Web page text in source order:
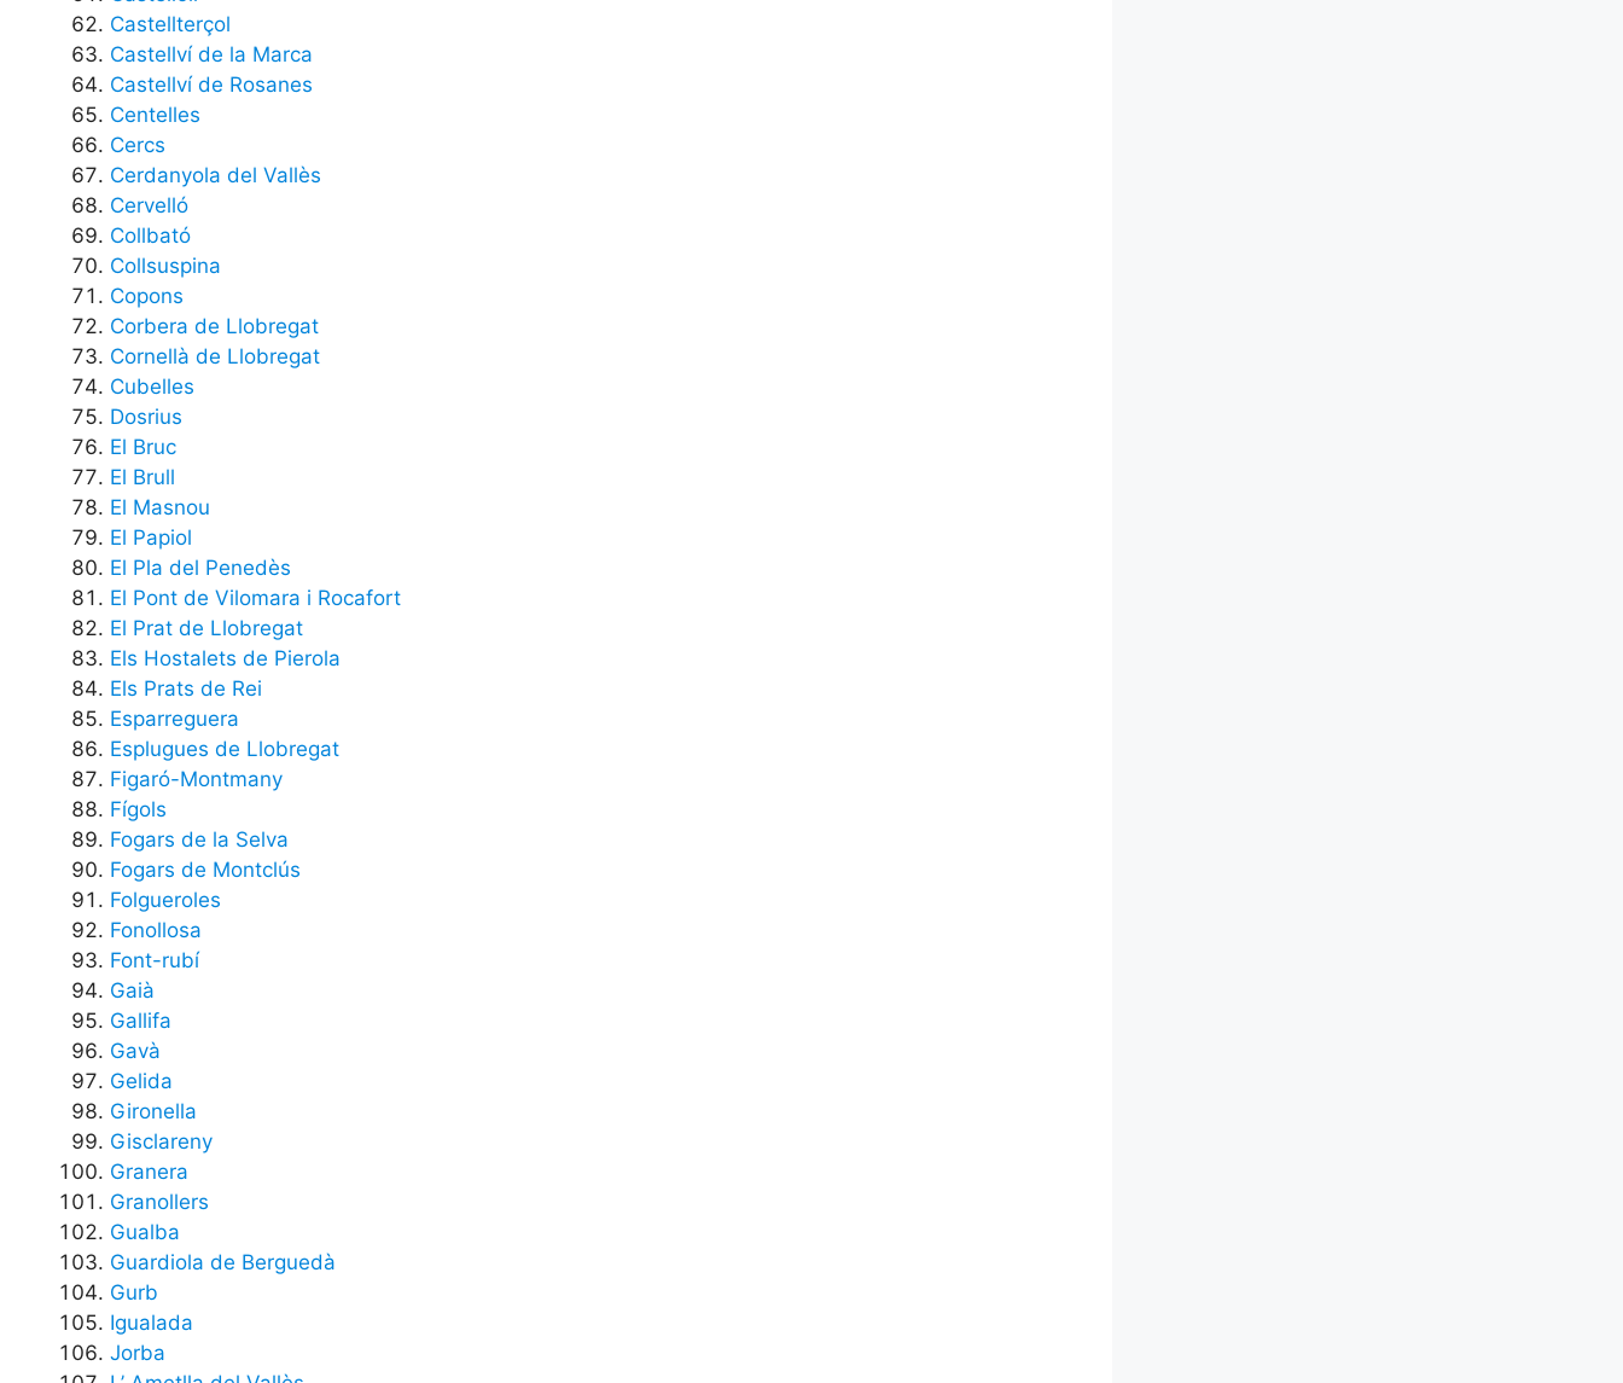
Castellterçol
Castellví de la Marca
Castellví de Rosanes
Centelles
Cercs
Cerdanyola del Vallès
Cervelló
Collbató
Collsuspina
Copons
Corbera de Llobregat
Cornellà de Llobregat
Cubelles
Dosrius
El Bruc
El Brull
El Masnou
El Papiol
El Pla del Penedès
El Pont de Vilomara i Rocafort
El Prat de Llobregat
Els Hostalets de Pierola
Els Prats de Rei
Esparreguera
Esplugues de Llobregat
Figaró-Montmany
Fígols
Fogars de la Selva
Fogars de Montclús
Folgueroles
Fonollosa
Font-rubí
Gaià
Gallifa
Gavà
Gelida
Gironella
Gisclareny
Granera
Granollers
Gualba
Guardiola de Berguedà
Gurb
Igualada
Jorba